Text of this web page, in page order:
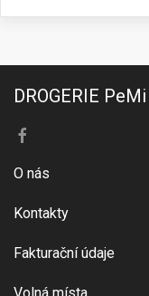
DROGERIE PeMi
O nás
Kontakty
Fakturační údaje